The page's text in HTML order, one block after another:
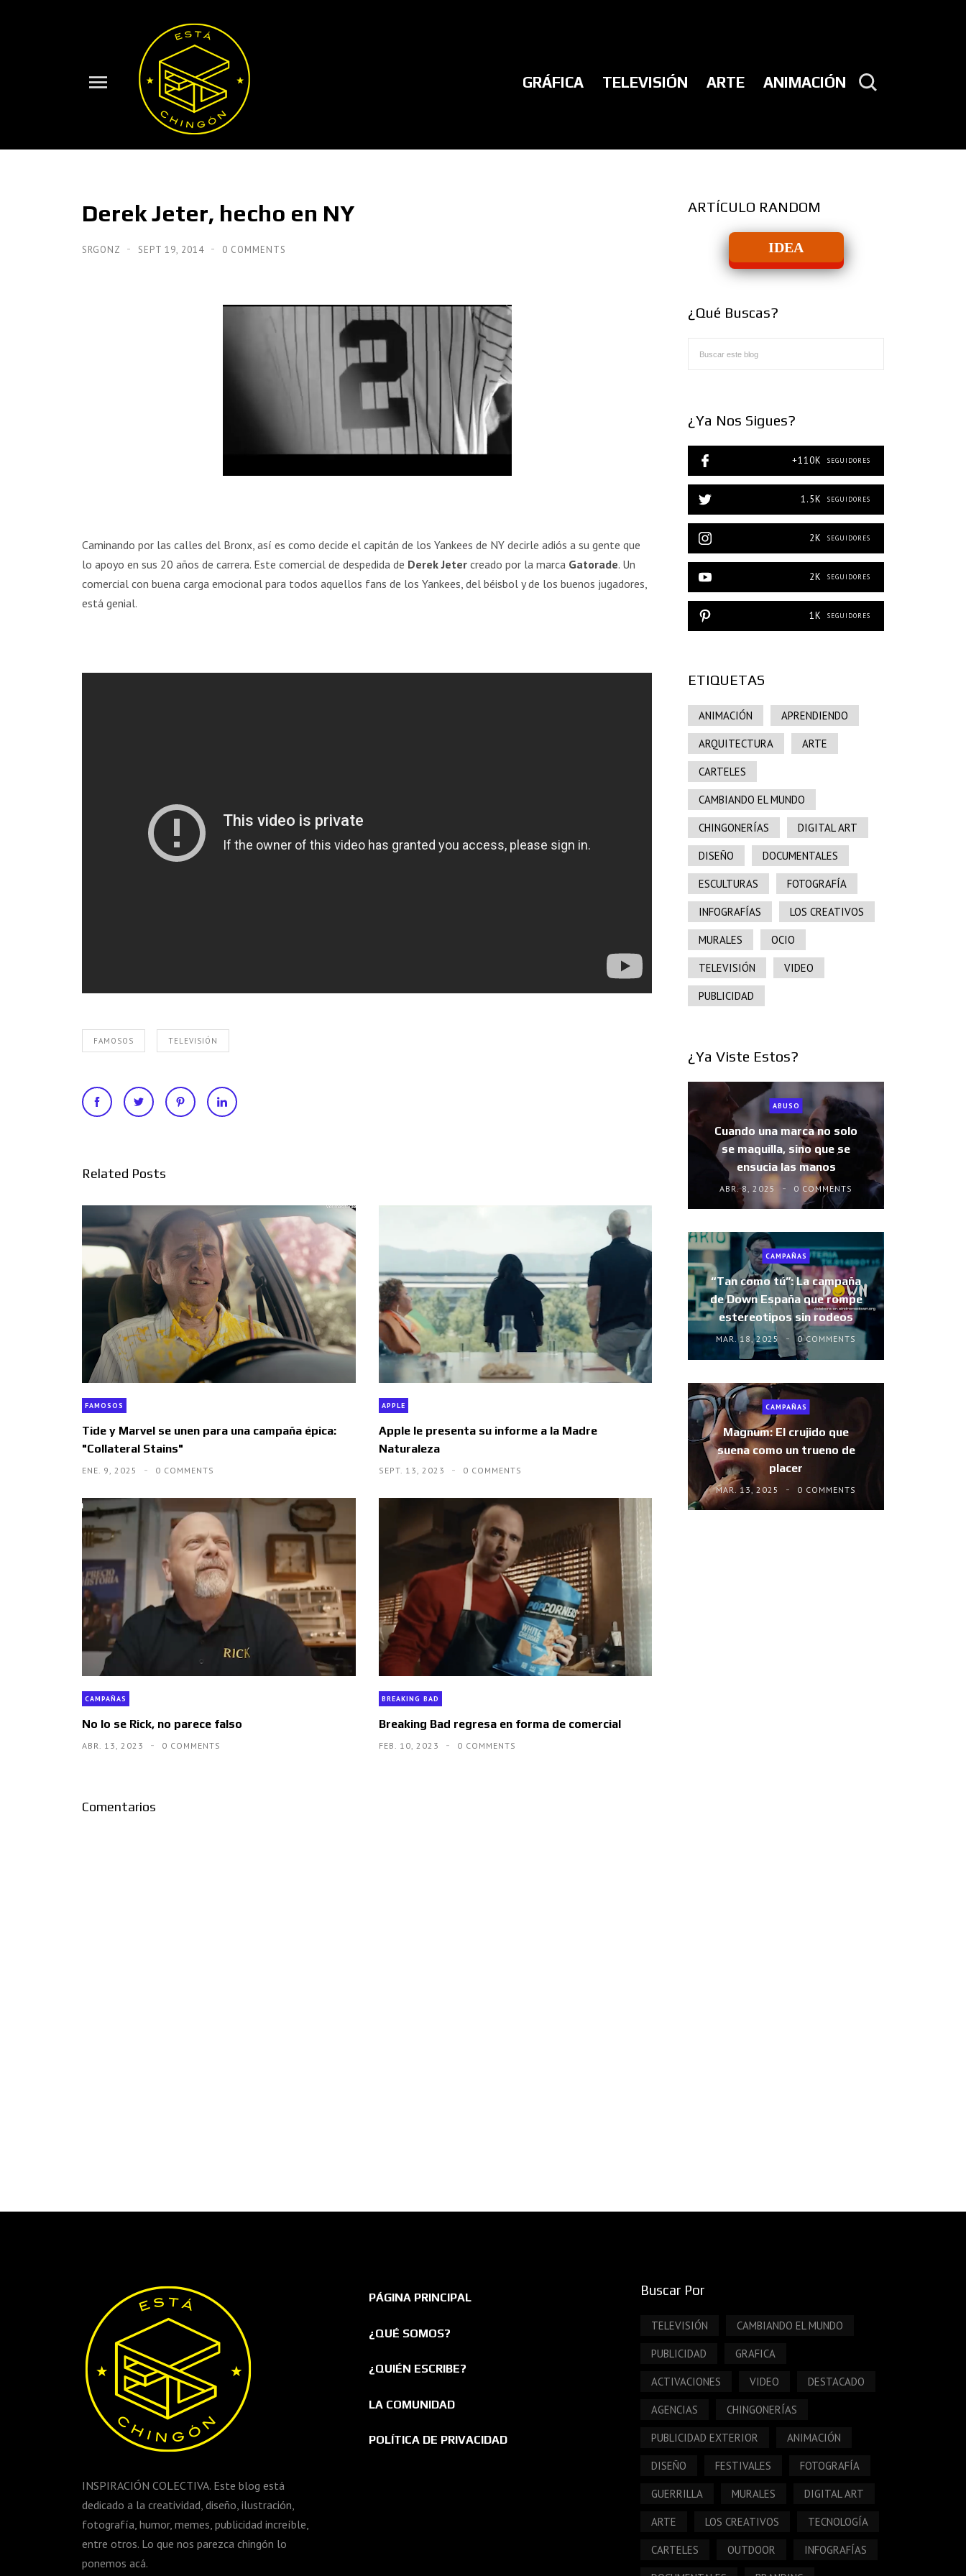
GRÁFICA TELEVISIÓN ARTE ANIMACIÓN
Derek Jeter, hecho en NY
SRGONZ SEPT 19, 2014 0 COMMENTS
Caminando por las calles del Bronx, así es como decide el capitán de los Yankees de NY decirle adiós a su gente que
lo apoyo en sus 20 años de carrera. Este comercial de despedida de Derek Jeter creado por la marca Gatorade. Un
comercial con buena carga emocional para todos aquellos fans de los Yankees, del béisbol y de los buenos jugadores,
está genial.
FAMOSOS TELEVISIÓN
Related Posts
FAMOSOS
Tide y Marvel se unen para una campaña épica:
"Collateral Stains"
ENE. 9, 2025 0 COMMENTS
APPLE
Apple le presenta su informe a la Madre
Naturaleza
SEPT. 13, 2023 0 COMMENTS
CAMPAÑAS
No lo se Rick, no parece falso
ABR. 13, 2023 0 COMMENTS
BREAKING BAD
Breaking Bad regresa en forma de comercial
FEB. 10, 2023 0 COMMENTS
Comentarios
ARTÍCULO RANDOM
IDEA
¿Qué Buscas?
¿Ya Nos Sigues?
+110K SEGUIDORES
1.5K SEGUIDORES
2K SEGUIDORES
2K SEGUIDORES
1K SEGUIDORES
ETIQUETAS
ANIMACIÓN APRENDIENDO
ARQUITECTURA ARTE
CARTELES
CAMBIANDO EL MUNDO
CHINGONERÍAS DIGITAL ART
DISEÑO DOCUMENTALES
ESCULTURAS FOTOGRAFÍA
INFOGRAFÍAS LOS CREATIVOS
MURALES OCIO
TELEVISIÓN VIDEO
PUBLICIDAD
¿Ya Viste Estos?
ABUSO
Cuando una marca no solo
se maquilla, sino que se
ensucia las manos
ABR. 8, 2025 0 COMMENTS
CAMPAÑAS
“Tan como tú”: La campaña
de Down España que rompe
estereotipos sin rodeos
MAR. 18, 2025 0 COMMENTS
CAMPAÑAS
Magnum: El crujido que
suena como un trueno de
placer
MAR. 13, 2025 0 COMMENTS
INSPIRACIÓN COLECTIVA. Este blog está
dedicado a la creatividad, diseño, ilustración,
fotografía, humor, memes, publicidad increíble,
entre otros. Lo que nos parezca chingón lo
ponemos acá.
PÁGINA PRINCIPAL
¿QUÉ SOMOS?
¿QUIÉN ESCRIBE?
LA COMUNIDAD
POLÍTICA DE PRIVACIDAD
Buscar Por
TELEVISIÓN CAMBIANDO EL MUNDO
PUBLICIDAD GRAFICA
ACTIVACIONES VIDEO DESTACADO
AGENCIAS CHINGONERÍAS
PUBLICIDAD EXTERIOR ANIMACIÓN
DISEÑO FESTIVALES FOTOGRAFÍA
GUERRILLA MURALES DIGITAL ART
ARTE LOS CREATIVOS TECNOLOGÍA
CARTELES OUTDOOR INFOGRAFÍAS